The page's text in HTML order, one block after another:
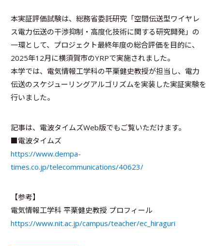
本実証評価試験は、総務省委託研究「空間伝送型ワイヤレ
ス電力伝送の干渉抑制・高度化技術に関する研究開発」の
一環として、プロジェクト最終年度の総合評価を目的に、
2025年12月に横須賀市のYRPで実施されました。
本学では、電気情報工学科の平栗健史教授が担当し、電力
伝送のスケジューリングアルゴリズムを実装した実証実験を
行いました。
記事は、電波タイムズWeb版でもご覧いただけます。
■電波タイムズ
https://www.dempa-
times.co.jp/telecommunications/40623/
【参考】
電気情報工学科 平栗健史教授 プロフィール
https://www.nit.ac.jp/campus/teacher/ec_hiraguri